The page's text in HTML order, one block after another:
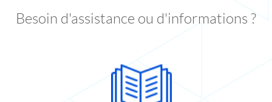
Besoin d'assistance ou d'informations ?